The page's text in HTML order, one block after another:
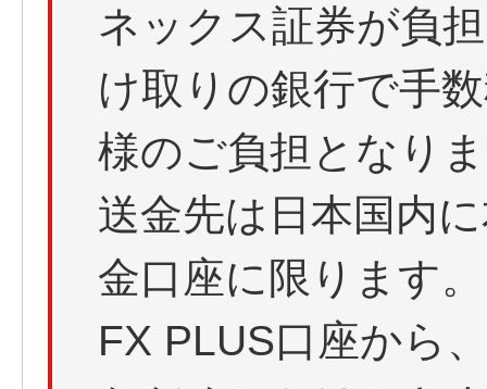
ネックス証券が負
け取りの銀行で手
様のご負担となり
送金先は日本国内
金口座に限ります。
FX PLUS口座から